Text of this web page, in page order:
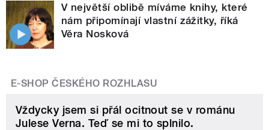
V největší oblibě míváme knihy, které
nám připomínají vlastní zážitky, říká
Věra Nosková
E-SHOP ČESKÉHO ROZHLASU
Vždycky jsem si přál ocitnout se v románu
Julese Verna. Teď se mi to splnilo.